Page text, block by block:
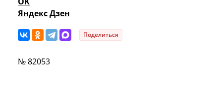
Яндекс Дзен
Поделиться
№ 82053